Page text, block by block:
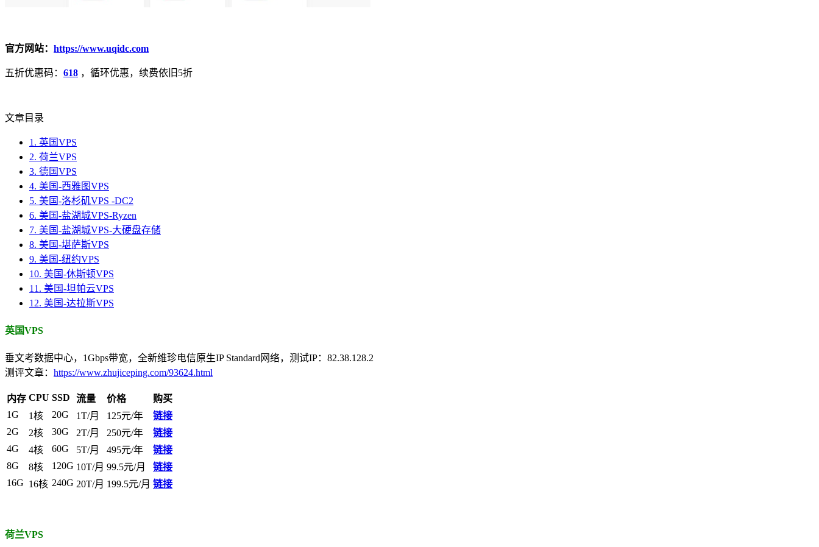
官方网站： https://www.uqidc.com
五折优惠码： 618 ，循环优惠，续费依旧5折
文章目录
1. 英国VPS
2. 荷兰VPS
3. 德国VPS
4. 美国-西雅图VPS
5. 美国-洛杉矶VPS -DC2
6. 美国-盐湖城VPS-Ryzen
7. 美国-盐湖城VPS-大硬盘存储
8. 美国-堪萨斯VPS
9. 美国-纽约VPS
10. 美国-休斯顿VPS
11. 美国-坦帕云VPS
12. 美国-达拉斯VPS
英国VPS
垂文考数据中心，1Gbps带宽，全新维珍电信原生IP Standard网络，测试IP：82.38.128.2
测评文章： https://www.zhujiceping.com/93624.html
内存 CPU SSD 流量 价格
购买
1G
1核 20G 1T/月 125元/年
链接
2G
2核 30G 2T/月 250元/年
链接
4G
4核 60G 5T/月 495元/年
链接
8G
8核 120G 10T/月 99.5元/月
链接
16G 16核 240G 20T/月 199.5元/月 链接
荷兰VPS